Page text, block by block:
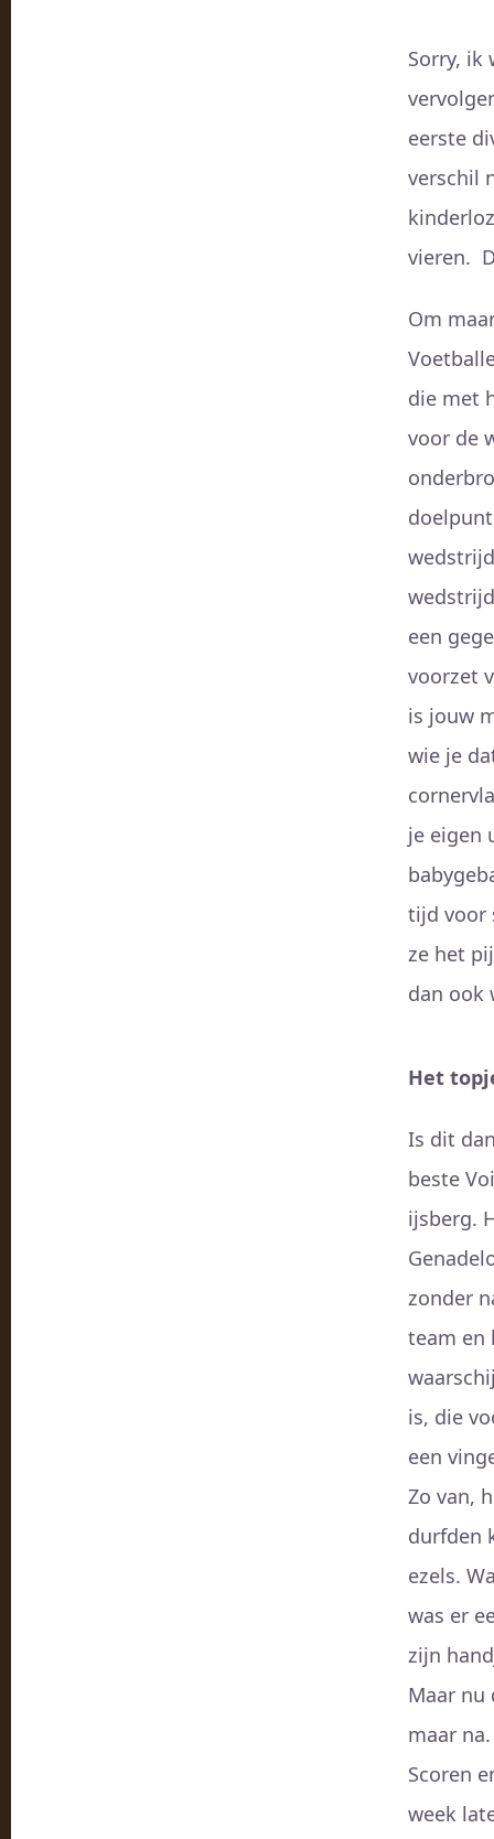
Sorry, ik
eerste
verschil
vieren.
Om
die met
voor de
een
voorzet
is jouw
wie je
je eigen
tijd voor
ze het
dan ook
Het
Is dit
beste
ijsberg.
zonder
team en
is, die
een
Zo van,
durfden
ezels.
was er
zijn
Maar nu
maar
Scoren
week